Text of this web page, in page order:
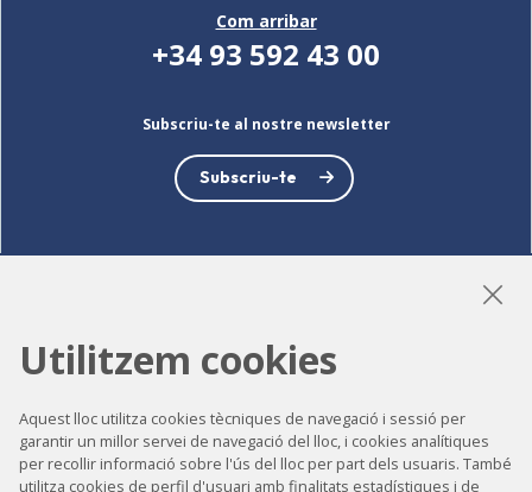
Com arribar
+34 93 592 43 00
Subscriu-te al nostre newsletter
Subscriu-te
Accessibilitat
Contacte
Utilitzem cookies
Aquest lloc utilitza cookies tècniques de navegació i sessió per
garantir un millor servei de navegació del lloc, i cookies analítiques
per recollir informació sobre l'ús del lloc per part dels usuaris. També
utilitza cookies de perfil d'usuari amb finalitats estadístiques i de